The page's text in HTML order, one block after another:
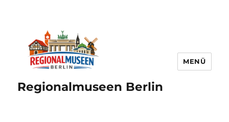
Regionalmuseen Berlin
MENÜ